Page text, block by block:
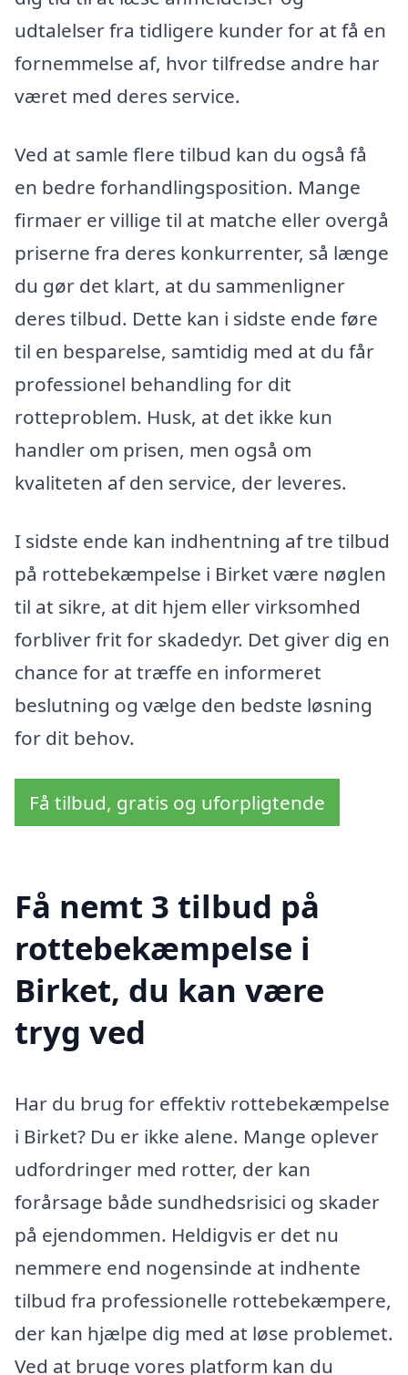
udtalelser fra tidligere kunder for at få en
fornemmelse af, hvor tilfredse andre har
været med deres service.
Ved at samle flere tilbud kan du også få
en bedre forhandlingsposition. Mange
firmaer er villige til at matche eller overgå
priserne fra deres konkurrenter, så længe
du gør det klart, at du sammenligner
deres tilbud. Dette kan i sidste ende føre
til en besparelse, samtidig med at du får
professionel behandling for dit
rotteproblem. Husk, at det ikke kun
handler om prisen, men også om
kvaliteten af den service, der leveres.
I sidste ende kan indhentning af tre tilbud
på rottebekæmpelse i Birket være nøglen
til at sikre, at dit hjem eller virksomhed
forbliver frit for skadedyr. Det giver dig en
chance for at træffe en informeret
beslutning og vælge den bedste løsning
for dit behov.
Få tilbud, gratis og uforpligtende
Få nemt 3 tilbud på
rottebekæmpelse i
Birket, du kan være
tryg ved
Har du brug for effektiv rottebekæmpelse
i Birket? Du er ikke alene. Mange oplever
udfordringer med rotter, der kan
forårsage både sundhedsrisici og skader
på ejendommen. Heldigvis er det nu
nemmere end nogensinde at indhente
tilbud fra professionelle rottebekæmpere,
der kan hjælpe dig med at løse problemet.
Ved at bruge vores platform kan du